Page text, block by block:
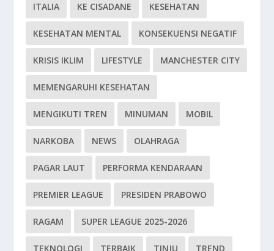
ITALIA KE CISADANE KESEHATAN
KESEHATAN MENTAL KONSEKUENSI NEGATIF
KRISIS IKLIM LIFESTYLE MANCHESTER CITY
MEMENGARUHI KESEHATAN
MENGIKUTI TREN MINUMAN MOBIL
NARKOBA NEWS OLAHRAGA
PAGAR LAUT PERFORMA KENDARAAN
PREMIER LEAGUE PRESIDEN PRABOWO
RAGAM SUPER LEAGUE 2025-2026
TEKNOLOGI TERBAIK TINJU TREND